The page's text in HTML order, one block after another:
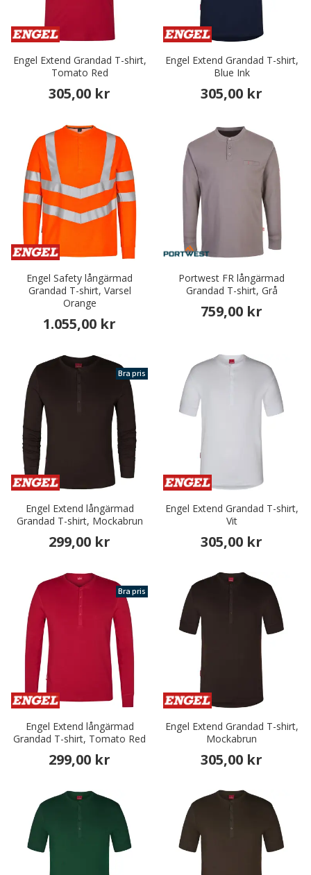
Engel Extend Grandad T-shirt,
Tomato Red
305,00 kr
Engel Extend Grandad T-shirt,
Blue Ink
305,00 kr
Engel Safety långärmad
Grandad T-shirt, Varsel
Orange
1.055,00 kr
Portwest FR långärmad
Grandad T-shirt, Grå
759,00 kr
Bra pris
Engel Extend långärmad
Grandad T-shirt, Mockabrun
299,00 kr
Engel Extend Grandad T-shirt,
Vit
305,00 kr
Bra pris
Engel Extend långärmad
Grandad T-shirt, Tomato Red
299,00 kr
Engel Extend Grandad T-shirt,
Mockabrun
305,00 kr